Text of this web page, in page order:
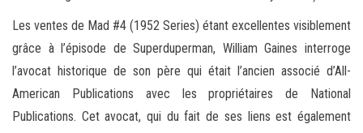
Les ventes de Mad #4 (1952 Series) étant excellentes visiblement
grâce à l’épisode de Superduperman, William Gaines interroge
l’avocat historique de son père qui était l’ancien associé d’All-
American Publications avec les propriétaires de National
Publications. Cet avocat, qui du fait de ses liens est également